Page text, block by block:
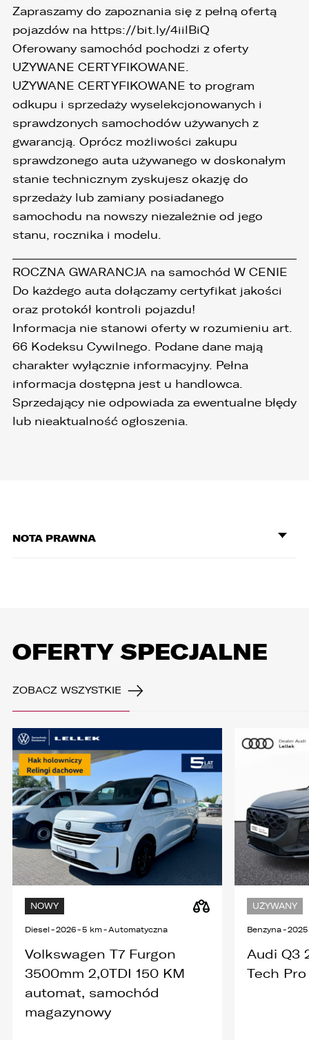
Zapraszamy do zapoznania się z pełną ofertą
pojazdów na https://bit.ly/4iilBiQ
Oferowany samochód pochodzi z oferty
UŻYWANE CERTYFIKOWANE.
UŻYWANE CERTYFIKOWANE to program
odkupu i sprzedaży wyselekcjonowanych i
sprawdzonych samochodów używanych z
gwarancją. Oprócz możliwości zakupu
sprawdzonego auta używanego w doskonałym
stanie technicznym zyskujesz okazję do
sprzedaży lub zamiany posiadanego
samochodu na nowszy niezależnie od jego
stanu, rocznika i modelu.
ROCZNA GWARANCJA na samochód W CENIE
Do każdego auta dołączamy certyfikat jakości
oraz protokół kontroli pojazdu!
Informacja nie stanowi oferty w rozumieniu art.
66 Kodeksu Cywilnego. Podane dane mają
charakter wyłącznie informacyjny. Pełna
informacja dostępna jest u handlowca.
Sprzedający nie odpowiada za ewentualne błędy
lub nieaktualność ogłoszenia.
NOTA PRAWNA
OFERTY SPECJALNE
ZOBACZ WSZYSTKIE
NOWY
Diesel -2026-5 km-Automatyczna
Volkswagen T7 Furgon
3500mm 2,0TDI 150 KM
automat, samochód
magazynowy
UŻYWANY
Benzyna-2025
Audi Q3
Tech Pro